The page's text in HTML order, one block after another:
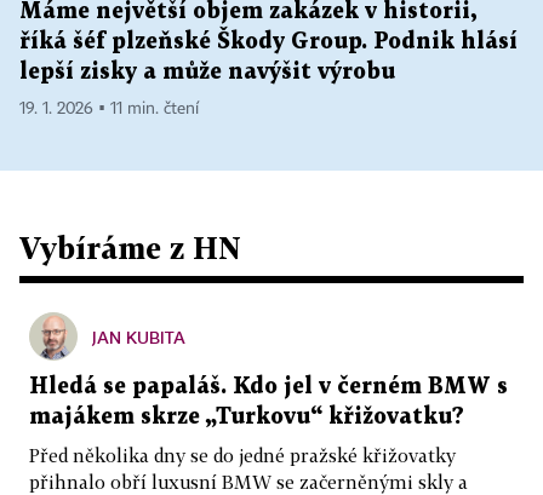
Máme největší objem zakázek v historii,
říká šéf plzeňské Škody Group. Podnik hlásí
lepší zisky a může navýšit výrobu
19. 1. 2026 ▪ 11 min. čtení
Vybíráme z HN
JAN KUBITA
Hledá se papaláš. Kdo jel v černém BMW s
majákem skrze „Turkovu“ křižovatku?
Před několika dny se do jedné pražské křižovatky
přihnalo obří luxusní BMW se začerněnými skly a